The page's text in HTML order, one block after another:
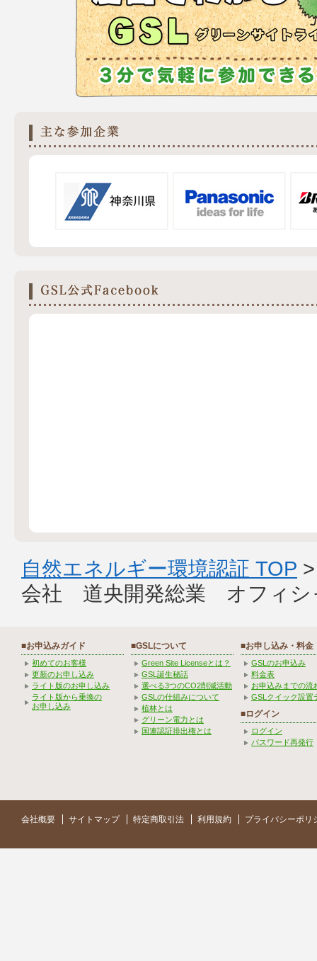
自然エネルギー環境認証 TOP
会社 道央開発総業 オフィシ
■お申込みガイド
初めてのお客様
更新のお申し込み
ライト版のお申し込み
ライト版から乗換の
お申し込み
■GSLについて
Green Site Licenseとは？
GSL誕生秘話
選べる3つのCO2削減活動
GSLの仕組みについて
植林とは
グリーン電力とは
国連認証排出権とは
■お申し込み・料金
GSLのお申込み
料金表
お申込みまでの流
GSLクイック設置
■ログイン
ログイン
パスワード再発行
会社概要 サイトマップ 特定商取引法 利用規約 プライバシーポリ